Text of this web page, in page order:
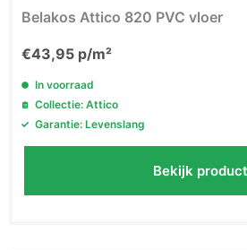
Belakos Attico 820 PVC vloer
€43,95 p/m²
In voorraad
Collectie: Attico
Garantie: Levenslang
Bekijk product